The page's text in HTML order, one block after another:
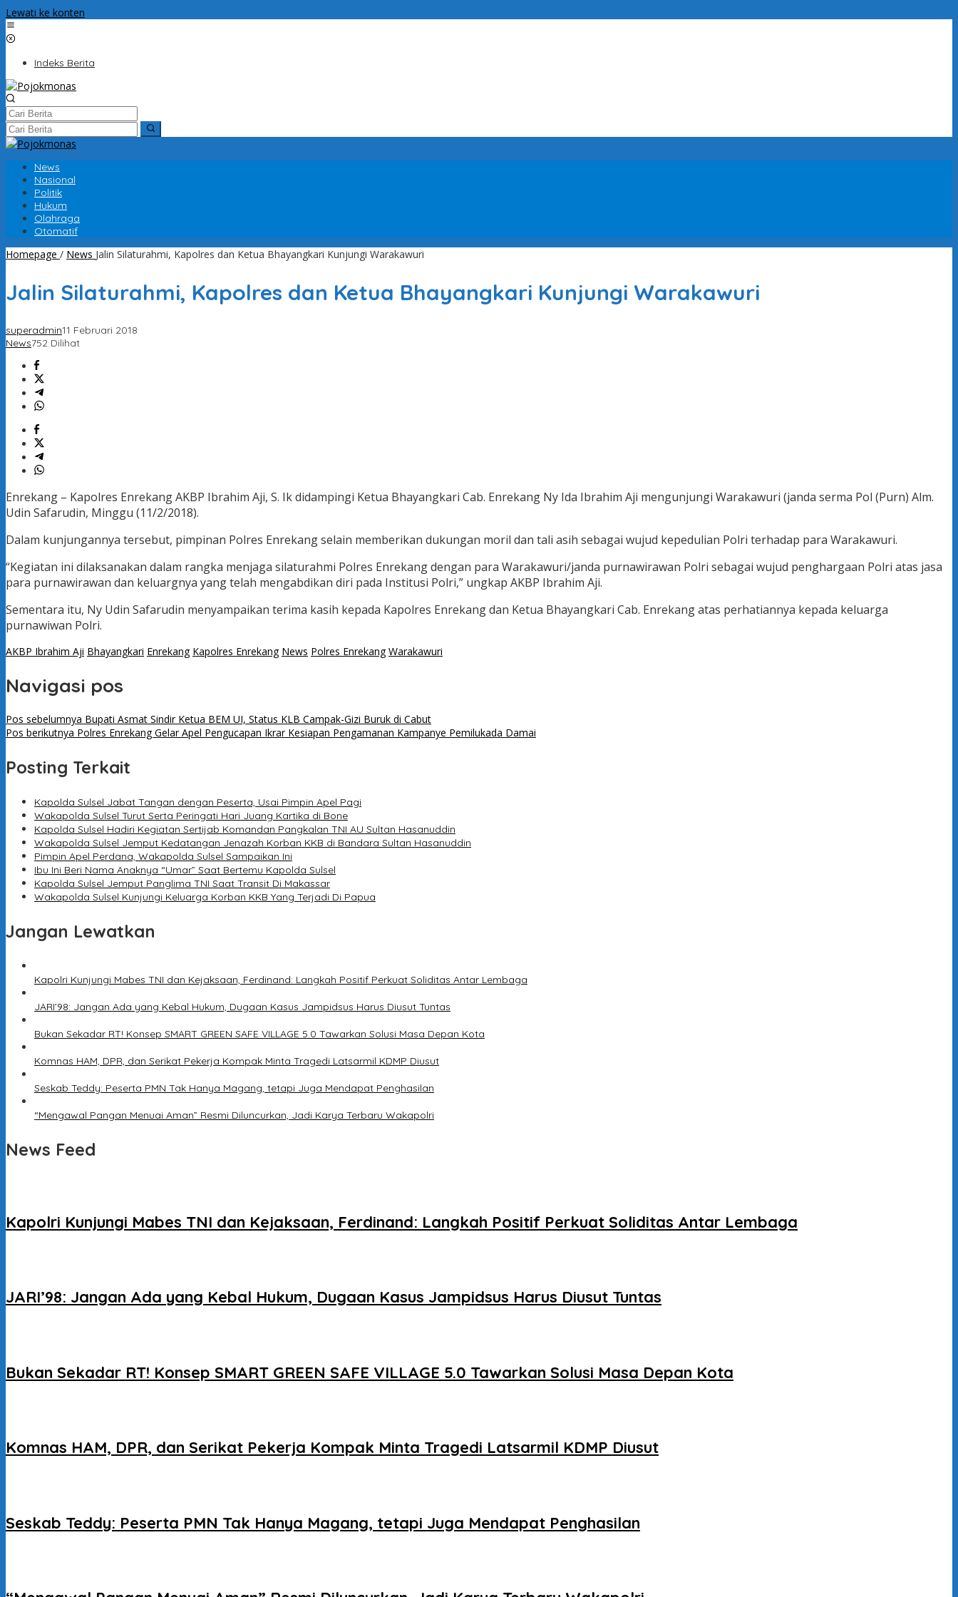
Lewati ke konten
Indeks Berita
News
Nasional
Politik
Hukum
Olahraga
Otomatif
Homepage / News Jalin Silaturahmi, Kapolres dan Ketua Bhayangkari Kunjungi Warakawuri
Jalin Silaturahmi, Kapolres dan Ketua Bhayangkari Kunjungi Warakawuri
superadmin11 Februari 2018
News752 Dilihat
Enrekang – Kapolres Enrekang AKBP Ibrahim Aji, S. Ik didampingi Ketua Bhayangkari Cab. Enrekang Ny Ida Ibrahim Aji mengunjungi Warakawuri (janda serma Pol (Purn) Alm.
Udin Safarudin, Minggu (11/2/2018).
Dalam kunjungannya tersebut, pimpinan Polres Enrekang selain memberikan dukungan moril dan tali asih sebagai wujud kepedulian Polri terhadap para Warakawuri.
“Kegiatan ini dilaksanakan dalam rangka menjaga silaturahmi Polres Enrekang dengan para Warakawuri/janda purnawirawan Polri sebagai wujud penghargaan Polri atas jasa
para purnawirawan dan keluargnya yang telah mengabdikan diri pada Institusi Polri,” ungkap AKBP Ibrahim Aji.
Sementara itu, Ny Udin Safarudin menyampaikan terima kasih kepada Kapolres Enrekang dan Ketua Bhayangkari Cab. Enrekang atas perhatiannya kepada keluarga
purnawiwan Polri.
AKBP Ibrahim Aji Bhayangkari Enrekang Kapolres Enrekang News Polres Enrekang Warakawuri
Navigasi pos
Pos sebelumnya Bupati Asmat Sindir Ketua BEM UI, Status KLB Campak-Gizi Buruk di Cabut
Pos berikutnya Polres Enrekang Gelar Apel Pengucapan Ikrar Kesiapan Pengamanan Kampanye Pemilukada Damai
Posting Terkait
Kapolda Sulsel Jabat Tangan dengan Peserta, Usai Pimpin Apel Pagi
Wakapolda Sulsel Turut Serta Peringati Hari Juang Kartika di Bone
Kapolda Sulsel Hadiri Kegiatan Sertijab Komandan Pangkalan TNI AU Sultan Hasanuddin
Wakapolda Sulsel Jemput Kedatangan Jenazah Korban KKB di Bandara Sultan Hasanuddin
Pimpin Apel Perdana, Wakapolda Sulsel Sampaikan Ini
Ibu Ini Beri Nama Anaknya “Umar” Saat Bertemu Kapolda Sulsel
Kapolda Sulsel Jemput Panglima TNI Saat Transit Di Makassar
Wakapolda Sulsel Kunjungi Keluarga Korban KKB Yang Terjadi Di Papua
Jangan Lewatkan
Kapolri Kunjungi Mabes TNI dan Kejaksaan, Ferdinand: Langkah Positif Perkuat Soliditas Antar Lembaga
JARI’98: Jangan Ada yang Kebal Hukum, Dugaan Kasus Jampidsus Harus Diusut Tuntas
Bukan Sekadar RT! Konsep SMART GREEN SAFE VILLAGE 5.0 Tawarkan Solusi Masa Depan Kota
Komnas HAM, DPR, dan Serikat Pekerja Kompak Minta Tragedi Latsarmil KDMP Diusut
Seskab Teddy: Peserta PMN Tak Hanya Magang, tetapi Juga Mendapat Penghasilan
“Mengawal Pangan Menuai Aman” Resmi Diluncurkan, Jadi Karya Terbaru Wakapolri
News Feed
Kapolri Kunjungi Mabes TNI dan Kejaksaan, Ferdinand: Langkah Positif Perkuat Soliditas Antar Lembaga
JARI’98: Jangan Ada yang Kebal Hukum, Dugaan Kasus Jampidsus Harus Diusut Tuntas
Bukan Sekadar RT! Konsep SMART GREEN SAFE VILLAGE 5.0 Tawarkan Solusi Masa Depan Kota
Komnas HAM, DPR, dan Serikat Pekerja Kompak Minta Tragedi Latsarmil KDMP Diusut
Seskab Teddy: Peserta PMN Tak Hanya Magang, tetapi Juga Mendapat Penghasilan